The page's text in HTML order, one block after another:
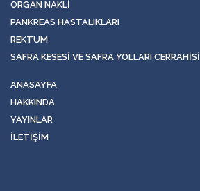
ORGAN NAKLI
PANKREAS HASTALIKLARI
REKTUM
SAFRA KESESI VE SAFRA YOLLARI CERRAHISI
ANASAYFA
HAKKINDA
YAYINLAR
İLETIŞIM